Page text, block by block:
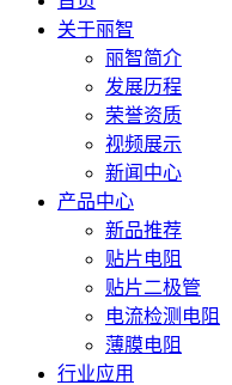
关于丽智
丽智简介
发展历程
荣誉资质
视频展示
新闻中心
产品中心
新品推荐
贴片电阻
贴片二极管
电流检测电阻
薄膜电阻
行业应用